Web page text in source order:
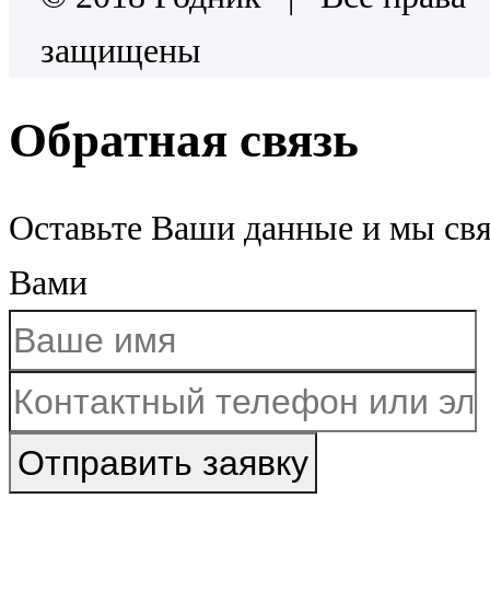
защищены
Обратная связь
Оставьте Ваши данные и мы
Вами